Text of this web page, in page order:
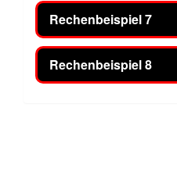
Rechenbeispiel 7
Rechenbeispiel 8